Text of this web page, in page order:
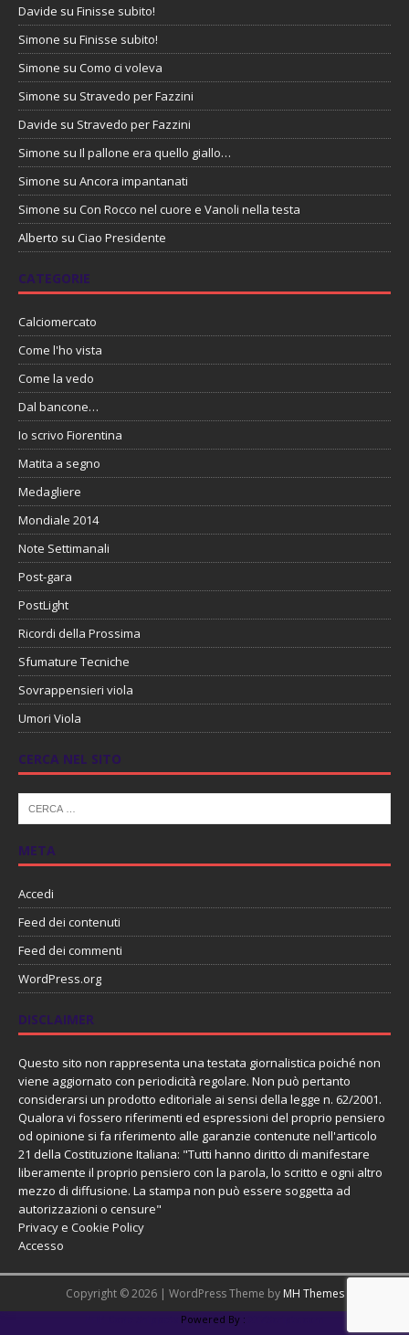
Davide su Finisse subito!
Simone su Finisse subito!
Simone su Como ci voleva
Simone su Stravedo per Fazzini
Davide su Stravedo per Fazzini
Simone su Il pallone era quello giallo…
Simone su Ancora impantanati
Simone su Con Rocco nel cuore e Vanoli nella testa
Alberto su Ciao Presidente
CATEGORIE
Calciomercato
Come l'ho vista
Come la vedo
Dal bancone…
Io scrivo Fiorentina
Matita a segno
Medagliere
Mondiale 2014
Note Settimanali
Post-gara
PostLight
Ricordi della Prossima
Sfumature Tecniche
Sovrappensieri viola
Umori Viola
CERCA NEL SITO
META
Accedi
Feed dei contenuti
Feed dei commenti
WordPress.org
DISCLAIMER
Questo sito non rappresenta una testata giornalistica poiché non
viene aggiornato con periodicità regolare. Non può pertanto
considerarsi un prodotto editoriale ai sensi della legge n. 62/2001.
Qualora vi fossero riferimenti ed espressioni del proprio pensiero
od opinione si fa riferimento alle garanzie contenute nell'articolo
21 della Costituzione Italiana: "Tutti hanno diritto di manifestare
liberamente il proprio pensiero con la parola, lo scritto e ogni altro
mezzo di diffusione. La stampa non può essere soggetta ad
autorizzazioni o censure"
Privacy e Cookie Policy
Accesso
Copyright © 2026 | WordPress Theme by MH Themes
Powered By :